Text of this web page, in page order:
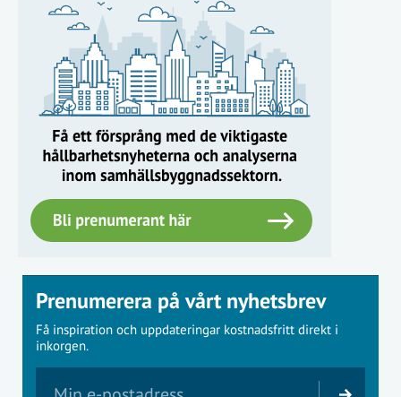
Prenumerera på vårt nyhetsbrev
Få inspiration och uppdateringar kostnadsfritt direkt i
inkorgen.